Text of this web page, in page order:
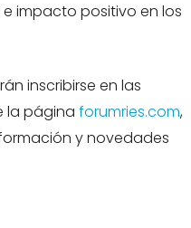
impacto positivo en los
inscribirse en las
la página forumries.com,
y novedades